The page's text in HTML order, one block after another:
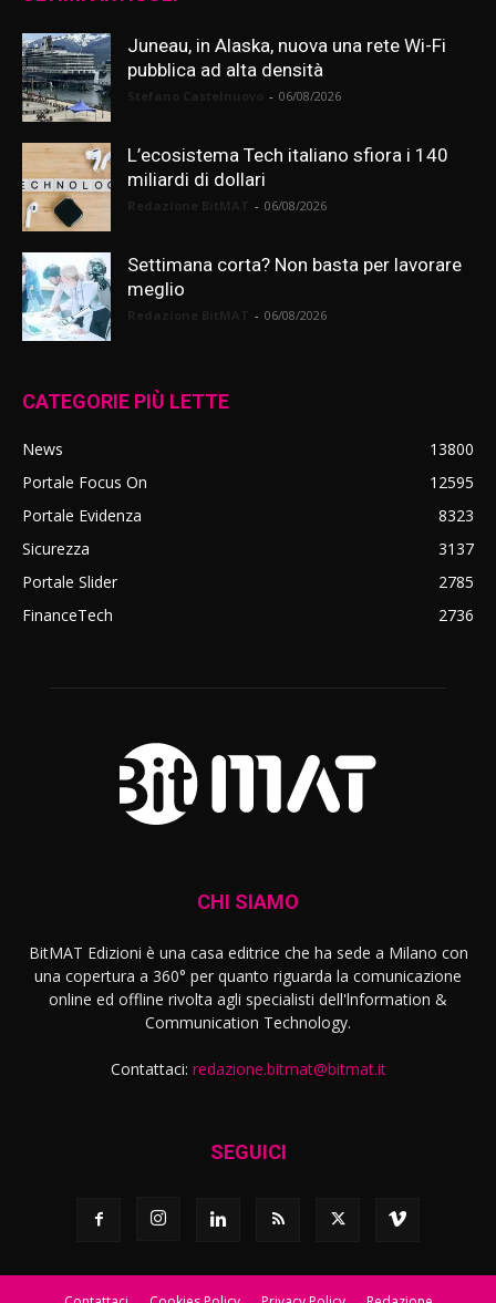
Juneau, in Alaska, nuova una rete Wi-Fi
pubblica ad alta densità
- 06/08/2026
L’ecosistema Tech italiano sfiora i 140
miliardi di dollari
- 06/08/2026
Settimana corta? Non basta per lavorare
meglio
- 06/08/2026
CATEGORIE PIÙ LETTE
News
13800
Portale Focus On
12595
Portale Evidenza
8323
Sicurezza
3137
Portale Slider
2785
FinanceTech
2736
CHI SIAMO
BitMAT Edizioni è una casa editrice che ha sede a Milano con
una copertura a 360° per quanto riguarda la comunicazione
online ed offline rivolta agli specialisti dell'lnformation &
Communication Technology.
Contattaci: redazione.bitmat@bitmat.it
SEGUICI